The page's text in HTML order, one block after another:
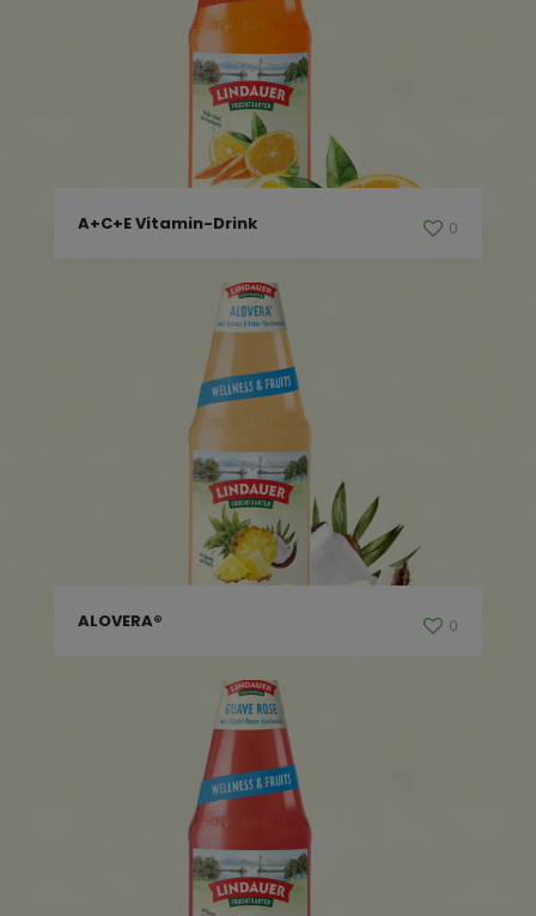
A+C+E Vitamin-Drink 0
ALOVERA® 0